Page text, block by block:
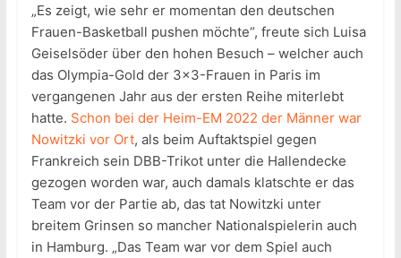
„Es zeigt, wie sehr er momentan den deutschen
Frauen-Basketball pushen möchte“, freute sich Luisa
Geiselsöder über den hohen Besuch – welcher auch
das Olympia-Gold der 3×3-Frauen in Paris im
vergangenen Jahr aus der ersten Reihe miterlebt
hatte. Schon bei der Heim-EM 2022 der Männer war
Nowitzki vor Ort, als beim Auftaktspiel gegen
Frankreich sein DBB-Trikot unter die Hallendecke
gezogen worden war, auch damals klatschte er das
Team vor der Partie ab, das tat Nowitzki unter
breitem Grinsen so mancher Nationalspielerin auch
in Hamburg. „Das Team war vor dem Spiel auch